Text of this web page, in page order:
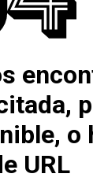
o
URL